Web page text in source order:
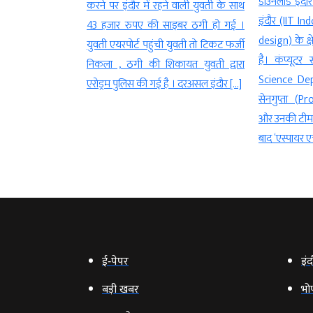
इंदौर (IIT Indore) ने चिप डिजाइन (Chip
design) के क्षेत्र में बड़ी उपलब्धि हासिल की
है। कंप्यूटर साइंस विभाग (Computer
Science Department) के प्रो. अनिर्बन
(Indore)
Police)
को
उन्हें
कल शाम भी
पुलिस की
संभालने के […]
ई‑पेपर
बड़ी खबर